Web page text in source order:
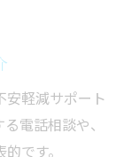
安軽減サポート
電話相談や、
です。